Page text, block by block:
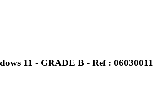
11 - GRADE B - Ref : 06030011